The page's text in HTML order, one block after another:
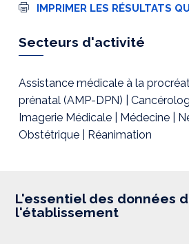
I
e
s
i
o
n
IMPRIMER LES RÉSULTATS
Secteurs d'activité
Assistance médicale à la
prénatal (AMP-DPN) |
Imagerie Médicale | Médecine |
Obstétrique | Réanimation
L'essentiel des données
l'établissement